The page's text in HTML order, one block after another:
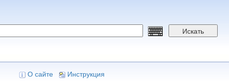
Искать
О сайте Инструкция